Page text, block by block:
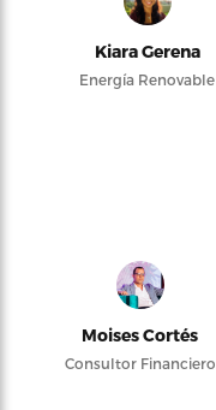
Kiara Gerena
Energía Renovable
Moises Cortés
Consultor Financiero